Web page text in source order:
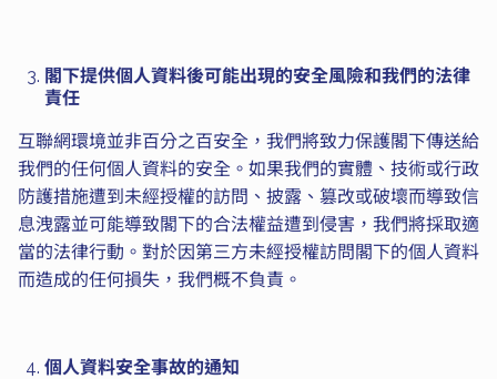
閣下提供個人資料後可能出現的安全風險和我們的法律
責任
互聯網環境並非百分之百安全，我們將致力保護閣下傳送給
我們的任何個人資料的安全。如果我們的實體、技術或行政
防護措施遭到未經授權的訪問、披露、篡改或破壞而導致信
息洩露並可能導致閣下的合法權益遭到侵害，我們將採取適
當的法律行動。對於因第三方未經授權訪問閣下的個人資料
而造成的任何損失，我們概不負責。
個人資料安全事故的通知